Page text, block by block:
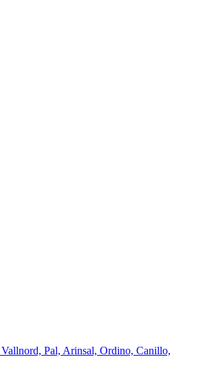
Pal, Arinsal, Ordino, Canillo,